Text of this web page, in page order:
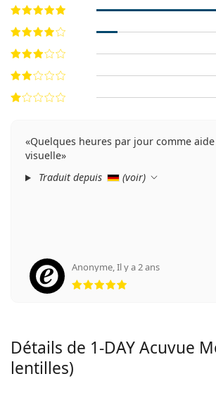
Quelques heures par jour comme aide
visuelle
Traduit depuis
(voir)
Anonyme,Il y a 2 ans
évaluation 5 sur 5
Détails de 1-DAY Acuvue
lentilles)